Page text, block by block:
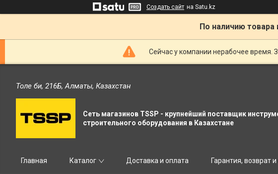
Создать сайт на Satu.kz
По наличию товара
Сейчас у компании нерабочее время.
Толе би, 216Б, Алматы, Казахстан
Сеть магазинов TSSP - крупнейший поставщик
строительного оборудования в Казахстане
Главная Каталог Доставка и оплата Гарантия, возврат